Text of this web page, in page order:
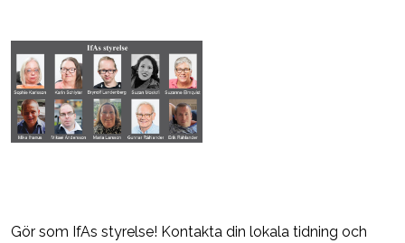
Gör som IfAs styrelse! Kontakta din lokala tidning och